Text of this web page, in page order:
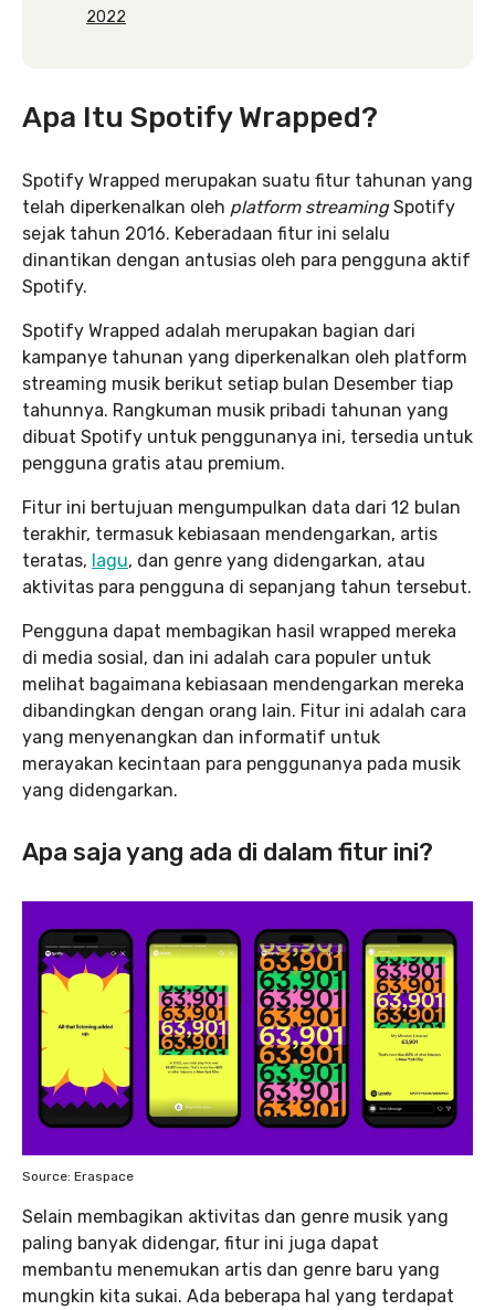
2022
Apa Itu Spotify Wrapped?
Spotify Wrapped merupakan suatu fitur tahunan yang
telah diperkenalkan oleh platform streamingSpotify
sejak tahun 2016. Keberadaan fitur ini selalu
dinantikan dengan antusias oleh para pengguna aktif
Spotify.
Spotify Wrapped adalah merupakan bagian dari
kampanye tahunan yang diperkenalkan oleh platform
streaming musik berikut setiap bulan Desember tiap
tahunnya. Rangkuman musik pribadi tahunan yang
dibuat Spotify untuk penggunanya ini, tersedia untuk
pengguna gratis atau premium.
Fitur ini bertujuan mengumpulkan data dari 12 bulan
terakhir, termasuk kebiasaan mendengarkan, artis
teratas, lagu, dan genre yang didengarkan, atau
aktivitas para pengguna di sepanjang tahun tersebut.
Pengguna dapat membagikan hasil wrapped mereka
di media sosial, dan ini adalah cara populer untuk
melihat bagaimana kebiasaan mendengarkan mereka
dibandingkan dengan orang lain. Fitur ini adalah cara
yang menyenangkan dan informatif untuk
merayakan kecintaan para penggunanya pada musik
yang didengarkan.
Apa saja yang ada di dalam fitur ini?
Source: Eraspace
Selain membagikan aktivitas dan genre musik yang
paling banyak didengar, fitur ini juga dapat
membantu menemukan artis dan genre baru yang
mungkin kita sukai. Ada beberapa hal yang terdapat